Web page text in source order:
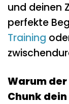
und deinen
perfekte
Training
Warum der
Chunk